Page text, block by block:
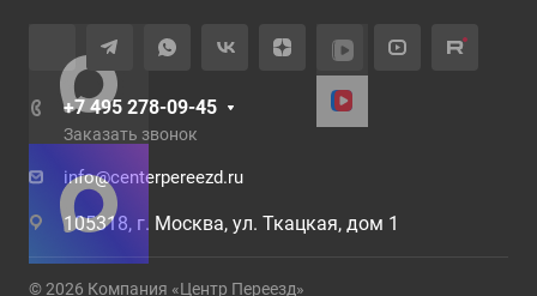
+7 495 278-09-45
Заказать звонок
info@centerpereezd.ru
105318, г. Москва, ул. Ткацкая, дом 1
© 2026 Компания «Центр Переезд»